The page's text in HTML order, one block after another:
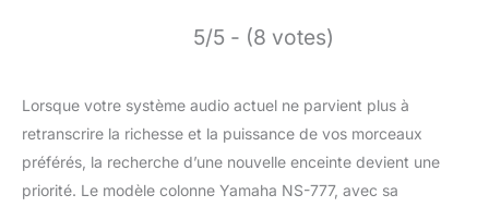
5/5 - (8 votes)
Lorsque votre système audio actuel ne parvient plus à
retranscrire la richesse et la puissance de vos morceaux
préférés, la recherche d’une nouvelle enceinte devient une
priorité. Le modèle colonne Yamaha NS-777, avec sa